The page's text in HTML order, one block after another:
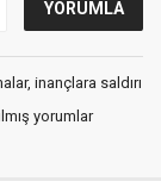
inançlara saldırı
yorumlar